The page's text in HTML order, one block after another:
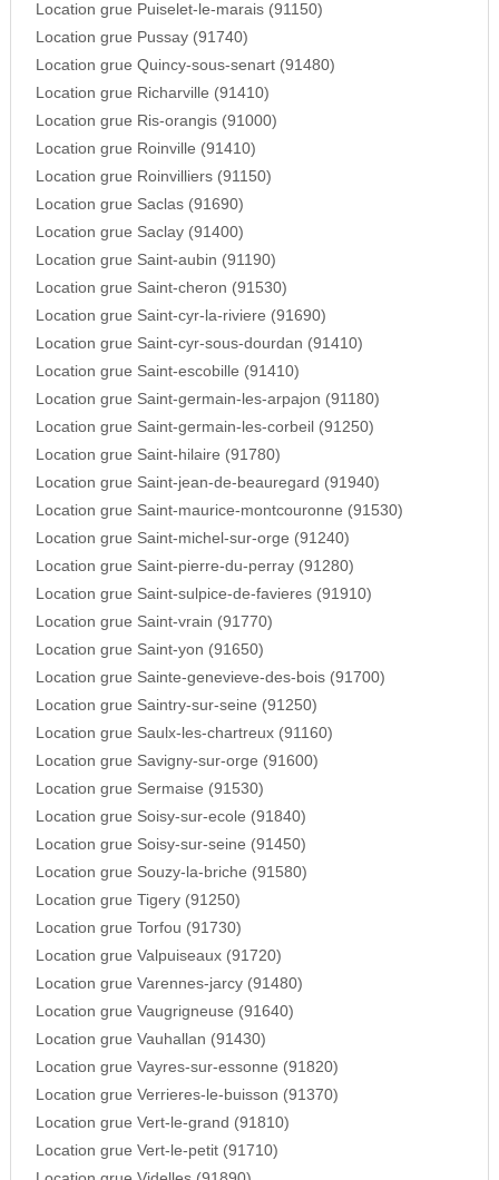
Location grue Puiselet-le-marais (91150)
Location grue Pussay (91740)
Location grue Quincy-sous-senart (91480)
Location grue Richarville (91410)
Location grue Ris-orangis (91000)
Location grue Roinville (91410)
Location grue Roinvilliers (91150)
Location grue Saclas (91690)
Location grue Saclay (91400)
Location grue Saint-aubin (91190)
Location grue Saint-cheron (91530)
Location grue Saint-cyr-la-riviere (91690)
Location grue Saint-cyr-sous-dourdan (91410)
Location grue Saint-escobille (91410)
Location grue Saint-germain-les-arpajon (91180)
Location grue Saint-germain-les-corbeil (91250)
Location grue Saint-hilaire (91780)
Location grue Saint-jean-de-beauregard (91940)
Location grue Saint-maurice-montcouronne (91530)
Location grue Saint-michel-sur-orge (91240)
Location grue Saint-pierre-du-perray (91280)
Location grue Saint-sulpice-de-favieres (91910)
Location grue Saint-vrain (91770)
Location grue Saint-yon (91650)
Location grue Sainte-genevieve-des-bois (91700)
Location grue Saintry-sur-seine (91250)
Location grue Saulx-les-chartreux (91160)
Location grue Savigny-sur-orge (91600)
Location grue Sermaise (91530)
Location grue Soisy-sur-ecole (91840)
Location grue Soisy-sur-seine (91450)
Location grue Souzy-la-briche (91580)
Location grue Tigery (91250)
Location grue Torfou (91730)
Location grue Valpuiseaux (91720)
Location grue Varennes-jarcy (91480)
Location grue Vaugrigneuse (91640)
Location grue Vauhallan (91430)
Location grue Vayres-sur-essonne (91820)
Location grue Verrieres-le-buisson (91370)
Location grue Vert-le-grand (91810)
Location grue Vert-le-petit (91710)